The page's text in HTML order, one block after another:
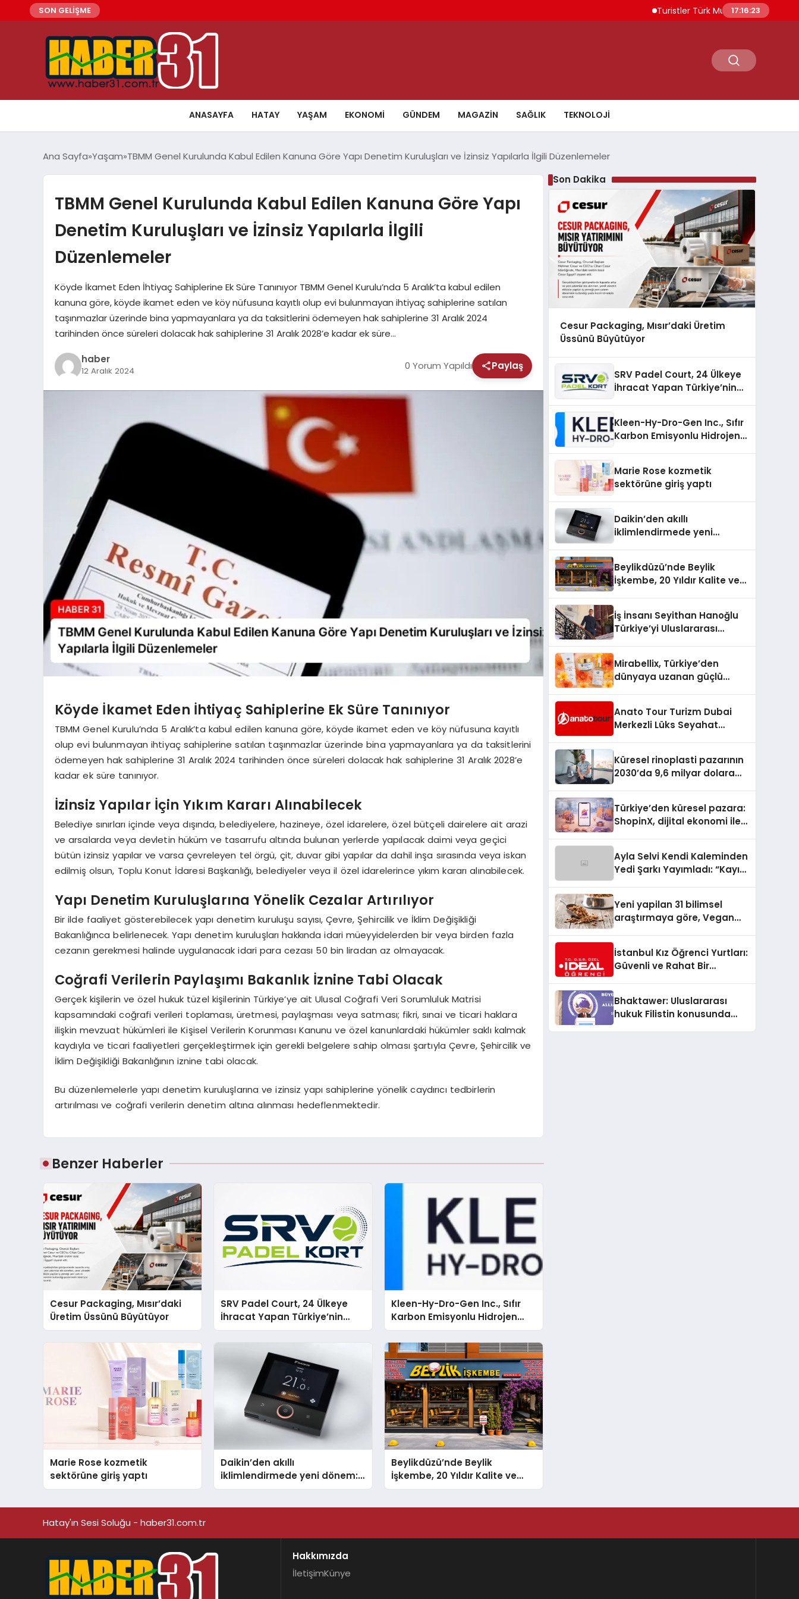
SON GELİŞME Turistler Türk Mutfağına 5.9 Milyar Dolar
17:16:24
ANASAYFA HATAY YAŞAM EKONOMI GÜNDEM MAGAZIN SAĞLIK TEKNOLOJI
Ana Sayfa Yaşam TBMM Genel Kurulunda Kabul Edilen Kanuna Göre Yapı Denetim Kuruluşları ve İzinsiz Yapılarla İlgili Düzenlemeler
TBMM Genel Kurulunda Kabul Edilen Kanuna Göre Yapı
Denetim Kuruluşları ve İzinsiz Yapılarla İlgili
Düzenlemeler
Köyde İkamet Eden İhtiyaç Sahiplerine Ek Süre Tanınıyor TBMM Genel Kurulu’nda 5 Aralık’ta kabul edilen
kanuna göre, köyde ikamet eden ve köy nüfusuna kayıtlı olup evi bulunmayan ihtiyaç sahiplerine satılan
taşınmazlar üzerinde bina yapmayanlara ya da taksitlerini ödemeyen hak sahiplerine 31 Aralık 2024
tarihinden önce süreleri dolacak hak sahiplerine 31 Aralık 2028’e kadar ek süre…
haber
12 Aralık 2024 0 Yorum Yapıldı Paylaş
Köyde İkamet Eden İhtiyaç Sahiplerine Ek Süre Tanınıyor
TBMM Genel Kurulu’nda 5 Aralık’ta kabul edilen kanuna göre, köyde ikamet eden ve köy nüfusuna kayıtlı
olup evi bulunmayan ihtiyaç sahiplerine satılan taşınmazlar üzerinde bina yapmayanlara ya da taksitlerini
ödemeyen hak sahiplerine 31 Aralık 2024 tarihinden önce süreleri dolacak hak sahiplerine 31 Aralık 2028’e
kadar ek süre tanınıyor.
İzinsiz Yapılar İçin Yıkım Kararı Alınabilecek
Belediye sınırları içinde veya dışında, belediyelere, hazineye, özel idarelere, özel bütçeli dairelere ait arazi
ve arsalarda veya devletin hüküm ve tasarrufu altında bulunan yerlerde yapılacak daimi veya geçici
bütün izinsiz yapılar ve varsa çevreleyen tel örgü, çit, duvar gibi yapılar da dahil inşa sırasında veya iskan
edilmiş olsun, Toplu Konut İdaresi Başkanlığı, belediyeler veya il özel idarelerince yıkım kararı alınabilecek.
Yapı Denetim Kuruluşlarına Yönelik Cezalar Artırılıyor
Bir ilde faaliyet gösterebilecek yapı denetim kuruluşu sayısı, Çevre, Şehircilik ve İklim Değişikliği
Bakanlığınca belirlenecek. Yapı denetim kuruluşları hakkında idari müeyyidelerden bir veya birden fazla
cezanın gerekmesi halinde uygulanacak idari para cezası 50 bin liradan az olmayacak.
Coğrafi Verilerin Paylaşımı Bakanlık İznine Tabi Olacak
Gerçek kişilerin ve özel hukuk tüzel kişilerinin Türkiye’ye ait Ulusal Coğrafi Veri Sorumluluk Matrisi
kapsamındaki coğrafi verileri toplaması, üretmesi, paylaşması veya satması; fikri, sınai ve ticari haklara
ilişkin mevzuat hükümleri ile Kişisel Verilerin Korunması Kanunu ve özel kanunlardaki hükümler saklı kalmak
kaydıyla ve ticari faaliyetleri gerçekleştirmek için gerekli belgelere sahip olması şartıyla Çevre, Şehircilik ve
İklim Değişikliği Bakanlığının iznine tabi olacak.
Bu düzenlemelerle yapı denetim kuruluşlarına ve izinsiz yapı sahiplerine yönelik caydırıcı tedbirlerin
artırılması ve coğrafi verilerin denetim altına alınması hedeflenmektedir.
Benzer Haberler
Cesur Packaging, Mısır’daki
Üretim Üssünü Büyütüyor
SRV Padel Court, 24 Ülkeye
İhracat Yapan Türkiye’nin
Padel Kortu Üretim Gücü
Kleen-Hy-Dro-Gen Inc., Sıfır
Karbon Emisyonlu Hidrojen
Isıtma Teknolojisinde ISO ve
TSSA Düzenleyici Onaylarını
Aldı
Marie Rose kozmetik
sektörüne giriş yaptı
Daikin’den akıllı
iklimlendirmede yeni dönem:
Madoka Plus Türkiye’de
Beylikdüzü’nde Beylik
İşkembe, 20 Yıldır Kalite ve
Lezzetin Değişmeyen Adresi
Son Dakika
Cesur Packaging, Mısır’daki Üretim
Üssünü Büyütüyor
SRV Padel Court, 24 Ülkeye
İhracat Yapan Türkiye’nin
Kleen-Hy-Dro-Gen Inc., Sıfır
Karbon Emisyonlu Hidrojen
Aldı
Marie Rose kozmetik
sektörüne giriş yaptı
Daikin’den akıllı
iklimlendirmede yeni
Beylikdüzü’nde Beylik
İşkembe, 20 Yıldır Kalite ve
İş İnsanı Seyithan Hanoğlu
Türkiye’yi Uluslararası
Mirabellix, Türkiye’den
dünyaya uzanan güçlü
Anato Tour Turizm Dubai
Merkezli Lüks Seyahat
Küresel rinoplasti pazarının
2030’da 9,6 milyar dolara
Türkiye’den küresel pazara:
ShopinX, dijital ekonomi ile
Ayla Selvi Kendi Kaleminden
Yedi Şarkı Yayımladı: “Kayıp
Yeni yapilan 31 bilimsel
araştırmaya göre, Vegan
Sindirildiğini Ortaya Koydu
İstanbul Kız Öğrenci Yurtları:
Güvenli ve Rahat Bir
Bhaktawer: Uluslararası
hukuk Filistin konusunda
Hatay'ın Sesi Soluğu - haber31.com.tr
Hakkımızda
İletişimKünye